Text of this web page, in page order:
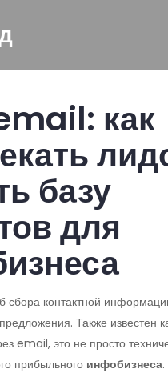
как
базу
для
сбора контактной
. Также известен
email, это не просто
прибыльного инфобизнеса